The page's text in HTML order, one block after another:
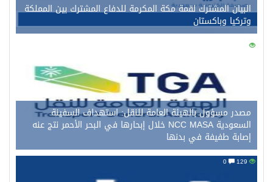
البيان المشترك لقمة مكة المكرمة للدفاع المشترك بين المملكة
وتركيا وباكستان
140
مصدر مسؤول بالهيئة العامة للنقل: استهداف السفينة
السعودية NCC MASA خلال إبحارها في البحر الأحمر نتج عنه
إصابة طفيفة في بدنها